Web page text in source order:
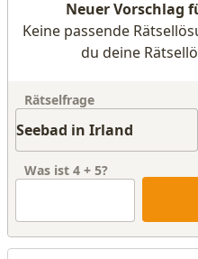
Neuer Vorschlag
Keine passende
du deine
Rätselfrage
Was ist 4 + 5?